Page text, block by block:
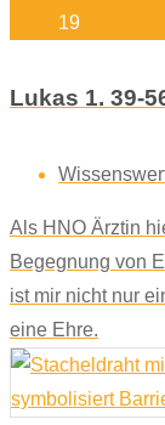
19
Lukas 1. 39-
Als HNO Ärztin
Begegnung von
ist mir nicht nur
eine Ehre.